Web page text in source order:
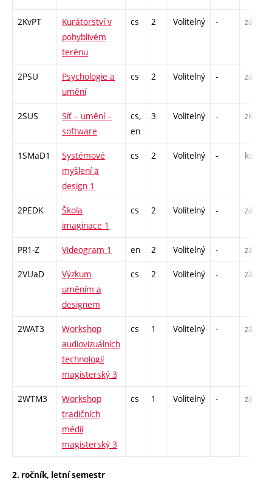
2KvPT
Kurátorství v
pohyblivém
terénu
cs 2 Volitelný - zá
2PSU
Psychologie a
umění
cs 2 Volitelný - zá
2SUS
Síť – umění –
software
cs,
en
3 Volitelný - zk
1SMaD1
Systémové
myšlení a
design 1
cs 2 Volitelný - kol
2PEDK
Škola
imaginace 1
cs 2 Volitelný - zá
PR1-Z Videogram 1 en 2 Volitelný - zá
2VUaD
Výzkum
uměním a
designem
cs 2 Volitelný - zá
2WAT3
Workshop
audiovizuálních
technologií
magisterský 3
cs 1 Volitelný - zá
2WTM3
Workshop
tradičních
médií
magisterský 3
cs 1 Volitelný - zá
2. ročník, letní semestr